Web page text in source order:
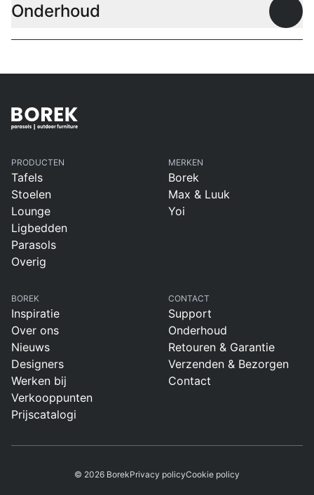
Onderhoud
PRODUCTEN
Tafels
Stoelen
Lounge
Ligbedden
Parasols
Overig
MERKEN
Borek
Max & Luuk
Yoi
BOREK
Inspiratie
Over ons
Nieuws
Designers
Werken bij
Verkooppunten
Prijscatalogi
CONTACT
Support
Onderhoud
Retouren & Garantie
Verzenden & Bezorgen
Contact
© 2026 BorekPrivacy policyCookie policy